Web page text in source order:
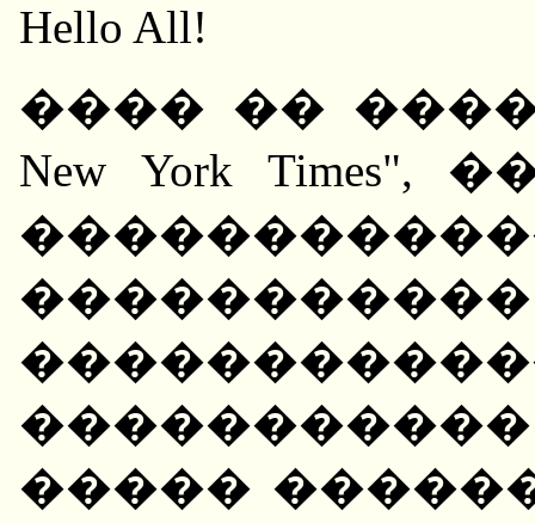
Hello All!
���� ��
New York
�����������
�����